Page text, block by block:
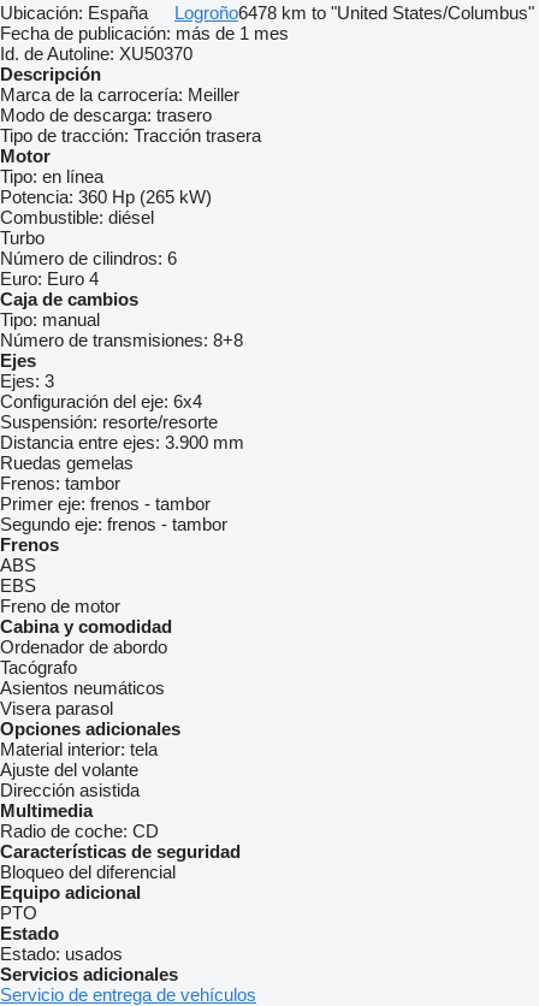
Ubicación: España Logroño6478 km to "United States/Columbus"
Fecha de publicación: más de 1 mes
Id. de Autoline: XU50370
Descripción
Marca de la carrocería: Meiller
Modo de descarga: trasero
Tipo de tracción: Tracción trasera
Motor
Tipo: en línea
Potencia: 360 Hp (265 kW)
Combustible: diésel
Turbo
Número de cilindros: 6
Euro: Euro 4
Caja de cambios
Tipo: manual
Número de transmisiones: 8+8
Ejes
Ejes: 3
Configuración del eje: 6x4
Suspensión: resorte/resorte
Distancia entre ejes: 3.900 mm
Ruedas gemelas
Frenos: tambor
Primer eje: frenos - tambor
Segundo eje: frenos - tambor
Frenos
ABS
EBS
Freno de motor
Cabina y comodidad
Ordenador de abordo
Tacógrafo
Asientos neumáticos
Visera parasol
Opciones adicionales
Material interior: tela
Ajuste del volante
Dirección asistida
Multimedia
Radio de coche: CD
Características de seguridad
Bloqueo del diferencial
Equipo adicional
PTO
Estado
Estado: usados
Servicios adicionales
Servicio de entrega de vehículos